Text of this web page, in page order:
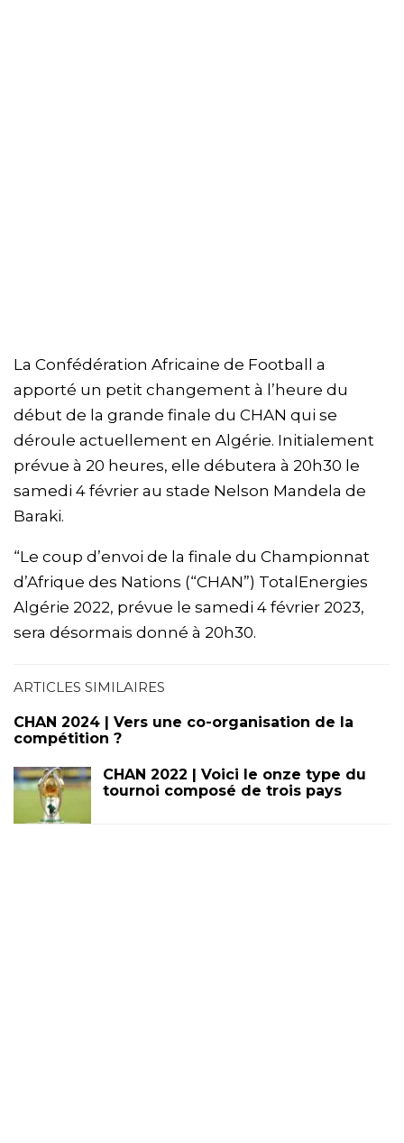
La Confédération Africaine de Football a
apporté un petit changement à l’heure du
début de la grande finale du CHAN qui se
déroule actuellement en Algérie. Initialement
prévue à 20 heures, elle débutera à 20h30 le
samedi 4 février au stade Nelson Mandela de
Baraki.
“Le coup d’envoi de la finale du Championnat
d’Afrique des Nations (“CHAN”) TotalEnergies
Algérie 2022, prévue le samedi 4 février 2023,
sera désormais donné à 20h30.
ARTICLES SIMILAIRES
CHAN 2024 | Vers une co-organisation de la
compétition ?
CHAN 2022 | Voici le onze type du
tournoi composé de trois pays